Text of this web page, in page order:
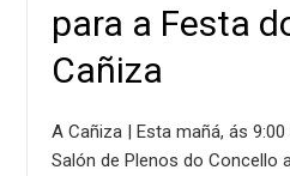
para a Festa
Cañiza
A Cañiza | Esta mañá, ás
Salón de Plenos do Concello